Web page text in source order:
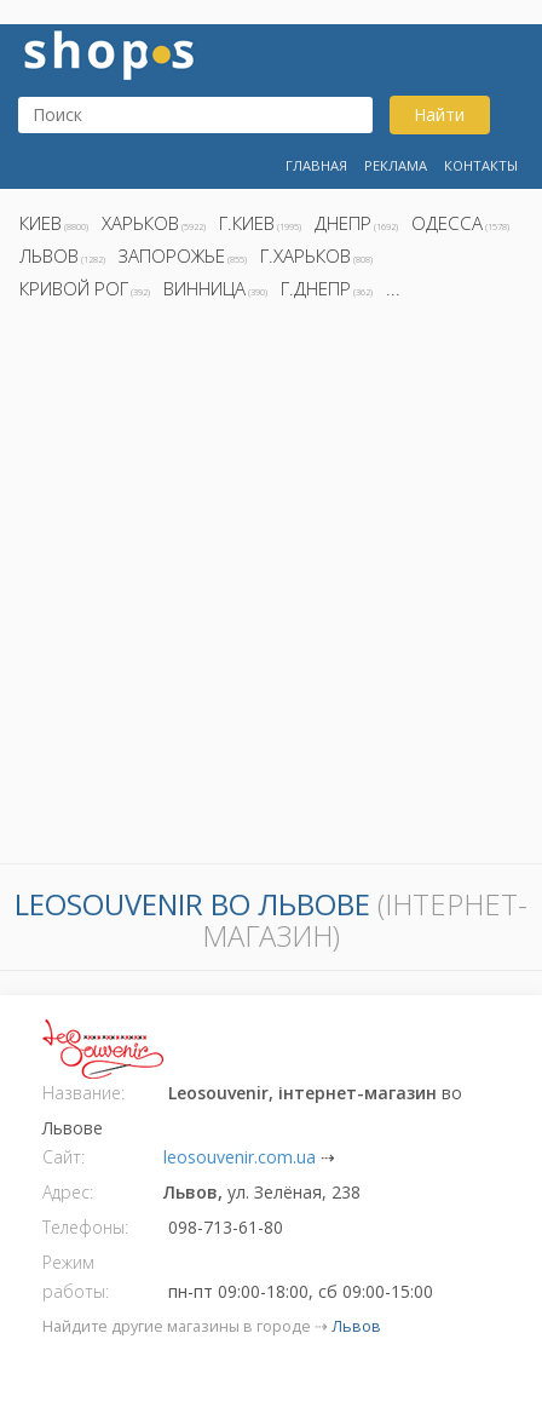
Найти
ГЛАВНАЯ РЕКЛАМА КОНТАКТЫ
КИЕВ (8800) ХАРЬКОВ (5922) Г.КИЕВ (1995) ДНЕПР (1692) ОДЕССА (1578)
ЛЬВОВ (1282) ЗАПОРОЖЬЕ (855) Г.ХАРЬКОВ (808)
КРИВОЙ РОГ (392) ВИННИЦА (390) Г.ДНЕПР (362) ...
LEOSOUVENIR ВО ЛЬВОВЕ (ІНТЕРНЕТ-
МАГАЗИН)
Название: Leosouvenir, інтернет-магазин во
Львове
Сайт:
leosouvenir.com.ua ⇢
Адрес:
Львов, ул. Зелёная, 238
Телефоны:
098-713-61-80
Режим
работы:
пн-пт 09:00-18:00, сб 09:00-15:00
Найдите другие магазины в городе ⇢ Львов